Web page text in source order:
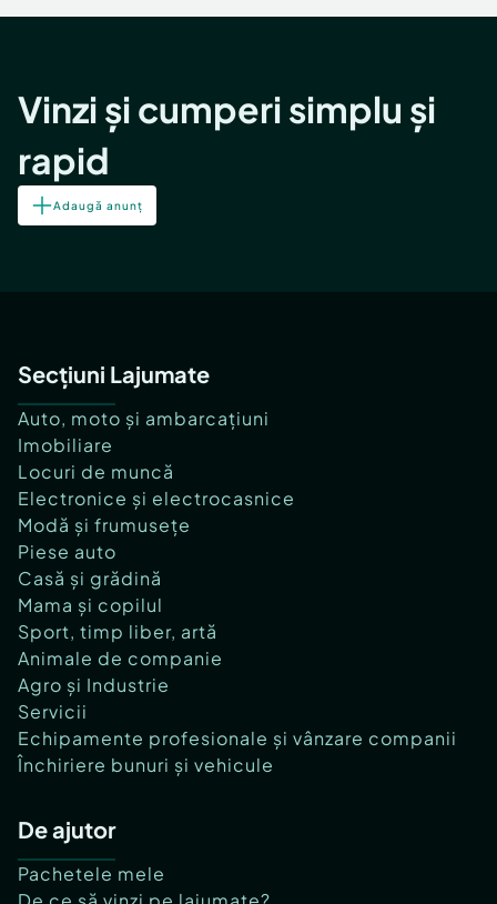
Vinzi și cumperi simplu și
rapid
Adaugă anunț
Secțiuni Lajumate
Auto, moto și ambarcațiuni
Imobiliare
Locuri de muncă
Electronice și electrocasnice
Modă și frumusețe
Piese auto
Casă și grădină
Mama și copilul
Sport, timp liber, artă
Animale de companie
Agro și Industrie
Servicii
Echipamente profesionale și vânzare companii
Închiriere bunuri și vehicule
De ajutor
Pachetele mele